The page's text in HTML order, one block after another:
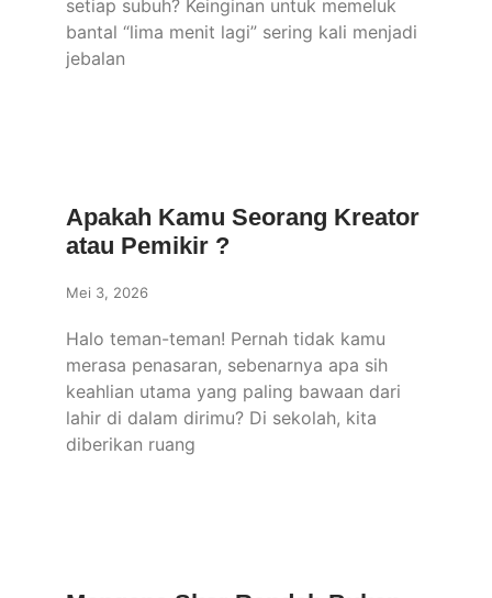
setiap subuh? Keinginan untuk memeluk
bantal “lima menit lagi” sering kali menjadi
jebalan
Apakah Kamu Seorang Kreator
atau Pemikir ?
Mei 3, 2026
Halo teman-teman! Pernah tidak kamu
merasa penasaran, sebenarnya apa sih
keahlian utama yang paling bawaan dari
lahir di dalam dirimu? Di sekolah, kita
diberikan ruang